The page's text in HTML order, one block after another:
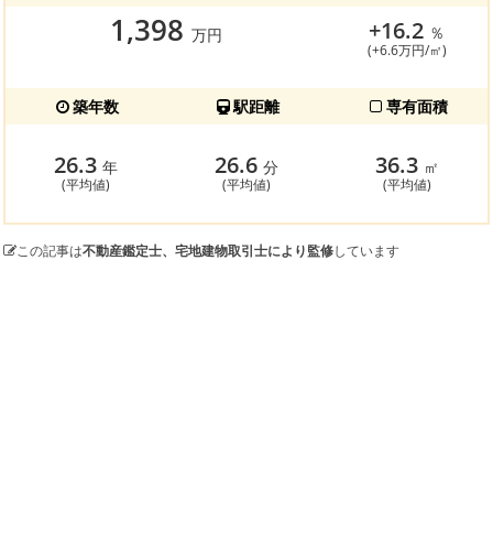
1,398 万円 +16.2 ％
(+6.6万円/㎡)
築年数 駅距離 専有面積
26.3 年
(平均値)
26.6 分
(平均値)
36.3 ㎡
(平均値)
この記事は不動産鑑定士、宅地建物取引士により監修しています